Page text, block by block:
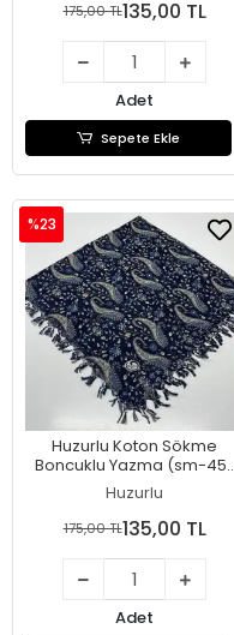
175,00 TL135,00 TL
Adet
Sepete Ekle
Huzurlu Koton Sökme
Boncuklu Yazma (sm-45-
13)
Huzurlu
%23
175,00 TL135,00 TL
Adet